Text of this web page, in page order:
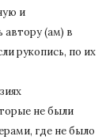
и
автору (ам) в
рукопись, по их
не были
где не было